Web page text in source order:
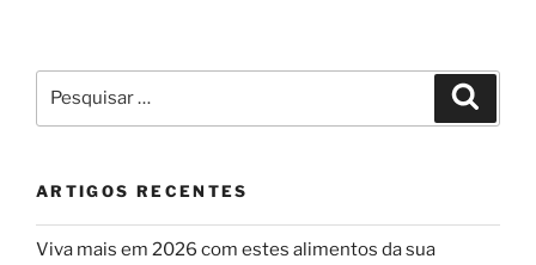
por:
ARTIGOS RECENTES
Viva mais em 2026 com estes alimentos da sua